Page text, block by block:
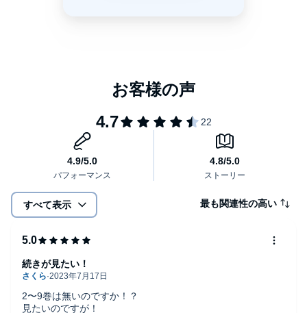
すべて表示 最も関連性の高い
2〜9巻は無いのですか！？
見たいのですが！
続きが見たい！